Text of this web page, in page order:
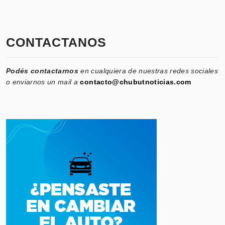
CONTACTANOS
Podés contactarnos en cualquiera de nuestras redes sociales
o enviarnos un mail acontacto@chubutnoticias.com